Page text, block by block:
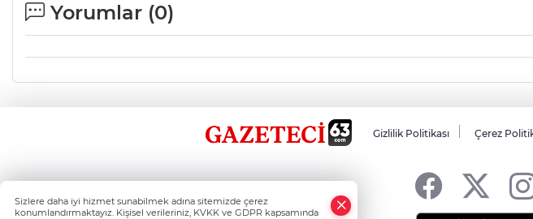
Yorumlar (0)
Gizlilik Politikası Çerez
Sizlere daha iyi hizmet sunabilmek adına sitemizde çerez
konumlandırmaktayız. Kişisel verileriniz, KVKK ve GDPR kapsamında
Whatsapp